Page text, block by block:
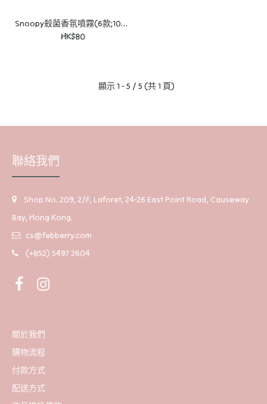
Snoopy殺菌香氛噴霧(6款;100ml)
HK$80
顯示 1 - 5 / 5 (共 1 頁)
聯絡我們
Shop No. 209, 2/F, Laforet, 24-26 East Point Road, Causeway
Bay, Hong Kong.
cs@febberry.com
(+852) 5497 2604
關於我們
購物流程
付款方式
配送方式